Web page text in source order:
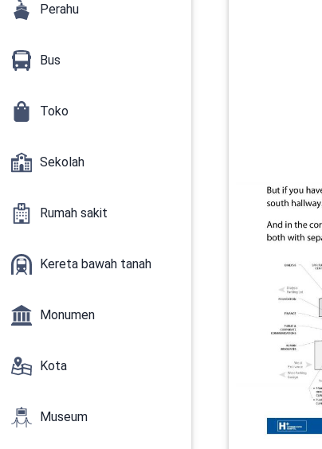
Perahu
Bus
Toko
Sekolah
Rumah sakit
Kereta bawah tanah
Monumen
Kota
Museum